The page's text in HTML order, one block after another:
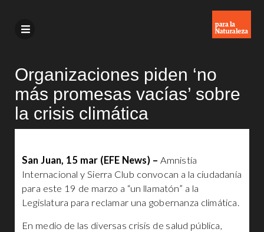
Organizaciones piden ‘no
más promesas vacías’ sobre
la crisis climática
San Juan, 15 mar (EFE News) – Amnistía
Internacional y Sierra Club convocan a la ciudadanía
para este 19 de marzo a “un llamatón” a la
Legislatura para reclamar una gobernanza climática.
En medio de las diversas crisis de salud pública,